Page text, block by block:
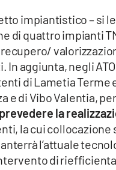
impiantistico – si
di quattro impianti
In aggiunta, negli
di Lametia Terme
e di Vibo Valentia,
prevedere la
la cui collocazione
l’attuale
di